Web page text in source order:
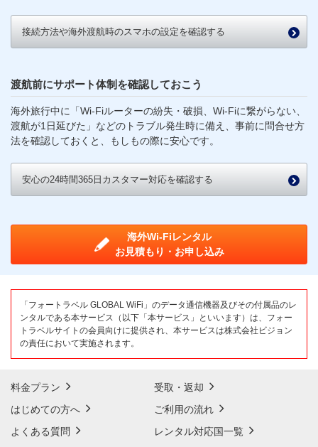
接続方法や海外渡航時のスマホの設定を確認する
渡航前にサポート体制を確認しておこう
海外旅行中に「Wi-Fiルーターの紛失・破損、Wi-Fiに繋がらない、
渡航が1日延びた」などのトラブル発生時に備え、事前に問合せ方
法を確認しておくと、もしもの際に安心です。
安心の24時間365日カスタマー対応を確認する
海外Wi-Fiレンタル
お見積もり・お申し込み
「フォートラベル GLOBAL WiFi」のデータ通信機器及びその付属品のレ
ンタルである本サービス（以下「本サービス」といいます）は、フォー
トラベルサイトの会員向けに提供され、本サービスは株式会社ビジョン
の責任において実施されます。
料金プラン
受取・返却
はじめての方へ
ご利用の流れ
よくある質問
レンタル対応国一覧